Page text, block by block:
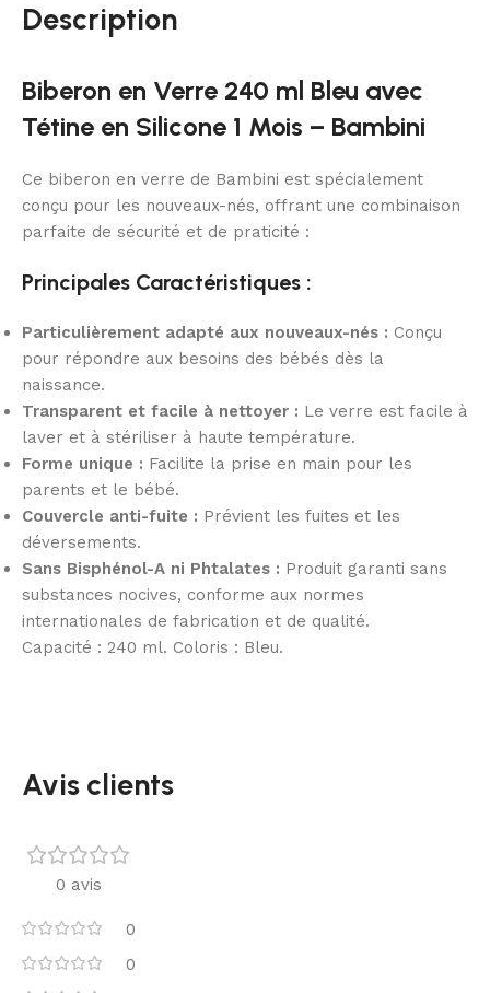
Description
Biberon en Verre 240 ml Bleu avec
Tétine en Silicone 1 Mois – Bambini
Ce biberon en verre de Bambini est spécialement
conçu pour les nouveaux-nés, offrant une combinaison
parfaite de sécurité et de praticité :
Principales Caractéristiques :
Particulièrement adapté aux nouveaux-nés : Conçu
pour répondre aux besoins des bébés dès la
naissance.
Transparent et facile à nettoyer : Le verre est facile à
laver et à stériliser à haute température.
Forme unique : Facilite la prise en main pour les
parents et le bébé.
Couvercle anti-fuite : Prévient les fuites et les
déversements.
Sans Bisphénol-A ni Phtalates : Produit garanti sans
substances nocives, conforme aux normes
internationales de fabrication et de qualité.
Capacité : 240 ml. Coloris : Bleu.
Avis clients
0 avis
0
0